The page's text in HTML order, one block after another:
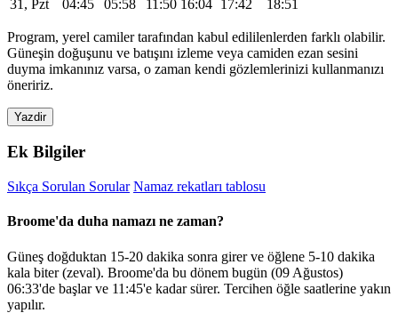
31, Pzt
04:45 05:58 11:50 16:04 17:42 18:51
Program, yerel camiler tarafından kabul edililenlerden farklı olabilir.
Güneşin doğuşunu ve batışını izleme veya camiden ezan sesini
duyma imkanınız varsa, o zaman kendi gözlemlerinizi kullanmanızı
öneririz.
Yazdir
Ek Bilgiler
Sıkça Sorulan Sorular Namaz rekatları tablosu
Broome'da duha namazı ne zaman?
Güneş doğduktan 15-20 dakika sonra girer ve öğlene 5-10 dakika
kala biter (zeval). Broome'da bu dönem bugün (09 Ağustos)
06:33'de başlar ve 11:45'e kadar sürer. Tercihen öğle saatlerine yakın
yapılır.